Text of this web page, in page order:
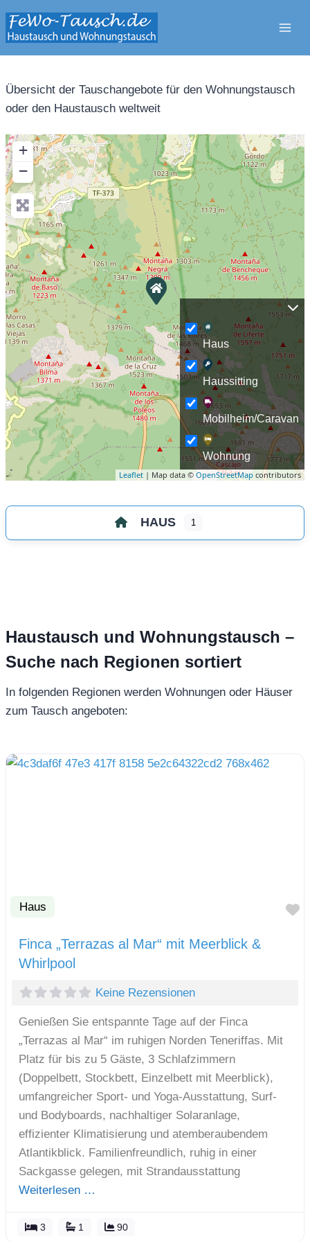
Inhalt
springen
Übersicht der Tauschangebote für den Wohnungstausch
oder den Haustausch weltweit
+
−
Leaflet | Map data © OpenStreetMap contributors
Haus
Haussitting
Mobilheim/Caravan
Wohnung
HAUS 1
Haustausch und Wohnungstausch –
Suche nach Regionen sortiert
In folgenden Regionen werden Wohnungen oder Häuser
zum Tausch angeboten:
Haus
Finca „Terrazas al Mar“ mit Meerblick &
Whirlpool
Keine Rezensionen
Genießen Sie entspannte Tage auf der Finca
„Terrazas al Mar“ im ruhigen Norden Teneriffas. Mit
Platz für bis zu 5 Gäste, 3 Schlafzimmern
(Doppelbett, Stockbett, Einzelbett mit Meerblick),
umfangreicher Sport- und Yoga-Ausstattung, Surf-
und Bodyboards, nachhaltiger Solaranlage,
effizienter Klimatisierung und atemberaubendem
Atlantikblick. Familienfreundlich, ruhig in einer
Sackgasse gelegen, mit Strandausstattung
Weiterlesen …
3 1 90